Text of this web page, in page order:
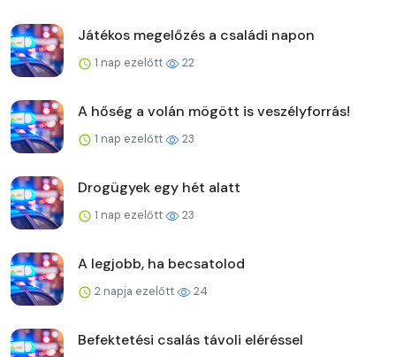
Játékos megelőzés a családi napon
1 nap ezelőtt 22
A hőség a volán mögött is veszélyforrás!
1 nap ezelőtt 23
Drogügyek egy hét alatt
1 nap ezelőtt 23
A legjobb, ha becsatolod
2 napja ezelőtt 24
Befektetési csalás távoli eléréssel